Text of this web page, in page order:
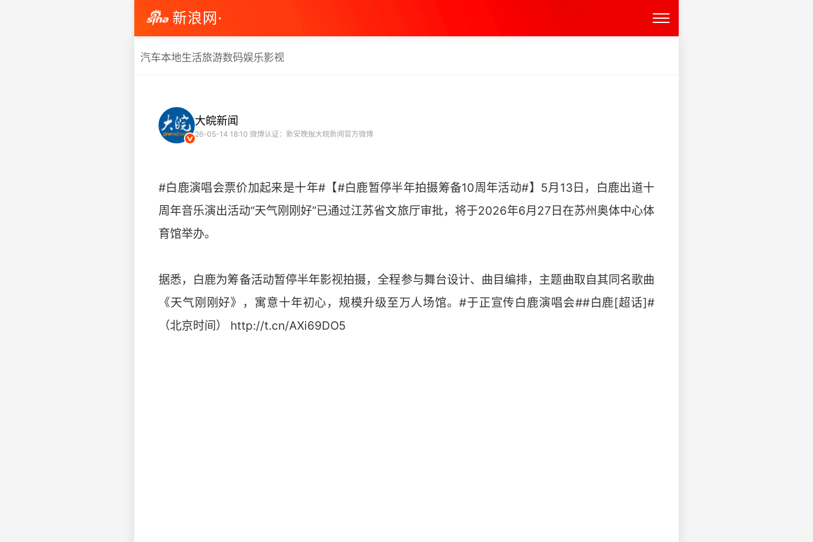
新浪网·
汽车本地生活旅游数码娱乐影视
大皖新闻
26-05-14 18:10 微博认证：新安晚报大皖新闻官方微博
#白鹿演唱会票价加起来是十年#【#白鹿暂停半年拍摄筹备10周年活动#】5月13日，白鹿出道十
周年音乐演出活动“天气刚刚好”已通过江苏省文旅厅审批，将于2026年6月27日在苏州奥体中心体
育馆举办。
据悉，白鹿为筹备活动暂停半年影视拍摄，全程参与舞台设计、曲目编排，主题曲取自其同名歌曲
《天气刚刚好》，寓意十年初心，规模升级至万人场馆。#于正宣传白鹿演唱会##白鹿[超话]#
（北京时间） http://t.cn/AXi69DO5